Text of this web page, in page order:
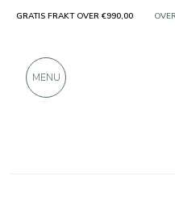
GRATIS FRAKT OVER €990,00 KUN
MENU